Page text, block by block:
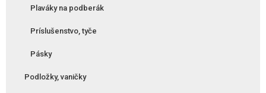
Plaváky na podberák
Príslušenstvo, tyče
Pásky
Podložky, vaničky